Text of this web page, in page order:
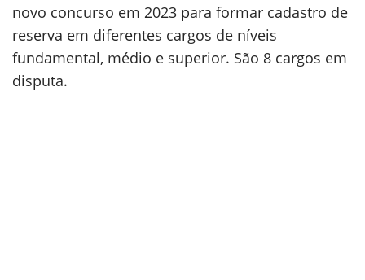
novo concurso em 2023 para formar cadastro de
reserva em diferentes cargos de níveis
fundamental, médio e superior. São 8 cargos em
disputa.